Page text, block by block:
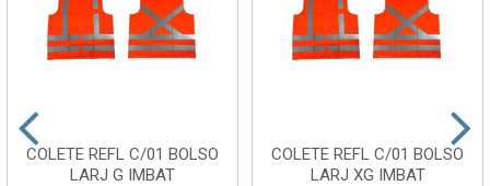
COLETE REFL C/01 BOLSO
LARJ G IMBAT
COLETE REFL C/01 BOLSO
LARJ XG IMBAT